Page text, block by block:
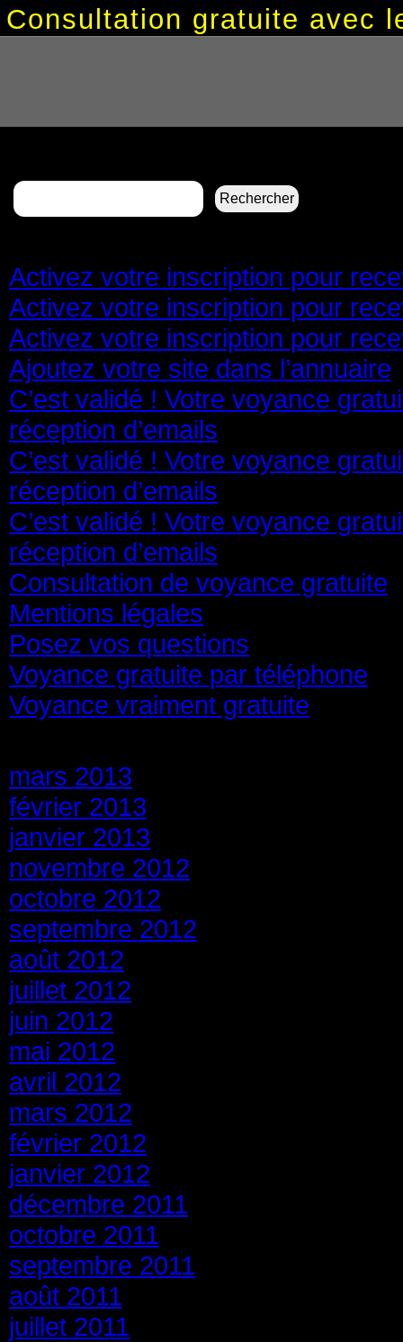
Consultation gratuite avec
Rechercher :
Activez votre inscription pour
Activez votre inscription pour
Activez votre inscription pour
Ajoutez votre site dans l’annuaire
C’est validé ! Votre voyance
réception d’emails
C’est validé ! Votre voyance
réception d’emails
C’est validé ! Votre voyance
réception d’emails
Consultation de voyance gratuite
Mentions légales
Posez vos questions
Voyance gratuite par téléphone
Voyance vraiment gratuite
mars 2013
février 2013
janvier 2013
novembre 2012
octobre 2012
septembre 2012
août 2012
juillet 2012
juin 2012
mai 2012
avril 2012
mars 2012
février 2012
janvier 2012
décembre 2011
octobre 2011
septembre 2011
août 2011
juillet 2011